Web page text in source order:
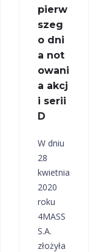
pierw
szeg
o dni
a not
owani
a akcj
i serii
D
W dniu
28
kwietnia
2020
roku
4MASS
S.A.
złożyła